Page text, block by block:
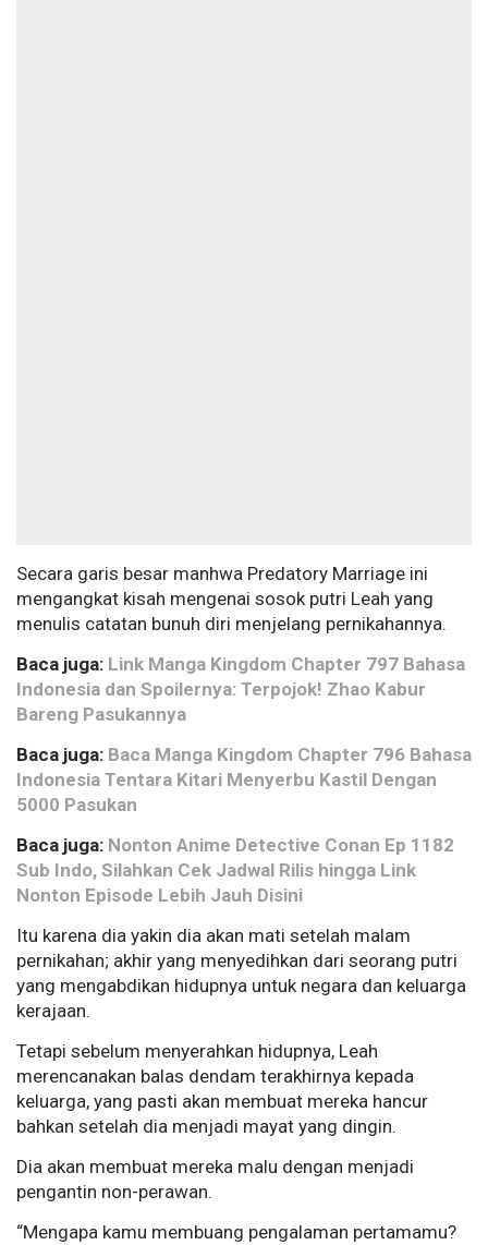
Secara garis besar manhwa Predatory Marriage ini
mengangkat kisah mengenai sosok putri Leah yang
menulis catatan bunuh diri menjelang pernikahannya.
Baca juga: Link Manga Kingdom Chapter 797 Bahasa
Indonesia dan Spoilernya: Terpojok! Zhao Kabur
Bareng Pasukannya
Baca juga: Baca Manga Kingdom Chapter 796 Bahasa
Indonesia Tentara Kitari Menyerbu Kastil Dengan
5000 Pasukan
Baca juga: Nonton Anime Detective Conan Ep 1182
Sub Indo, Silahkan Cek Jadwal Rilis hingga Link
Nonton Episode Lebih Jauh Disini
Itu karena dia yakin dia akan mati setelah malam
pernikahan; akhir yang menyedihkan dari seorang putri
yang mengabdikan hidupnya untuk negara dan keluarga
kerajaan.
Tetapi sebelum menyerahkan hidupnya, Leah
merencanakan balas dendam terakhirnya kepada
keluarga, yang pasti akan membuat mereka hancur
bahkan setelah dia menjadi mayat yang dingin.
Dia akan membuat mereka malu dengan menjadi
pengantin non-perawan.
“Mengapa kamu membuang pengalaman pertamamu?